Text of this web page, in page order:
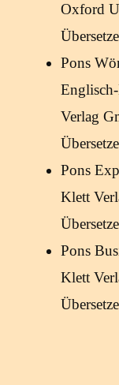
Oxford
Pons
Verlag
Pons
Klett
Pons
Klett